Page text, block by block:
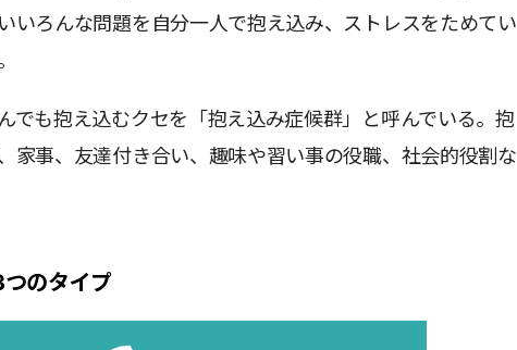
いろんな問題を自分一人で抱え込み、ストレスをためてい
でも抱え込むクセを「抱え込み症候群」と呼んでいる。抱
家事、友達付き合い、趣味や習い事の役職、社会的役割な
のタイプ